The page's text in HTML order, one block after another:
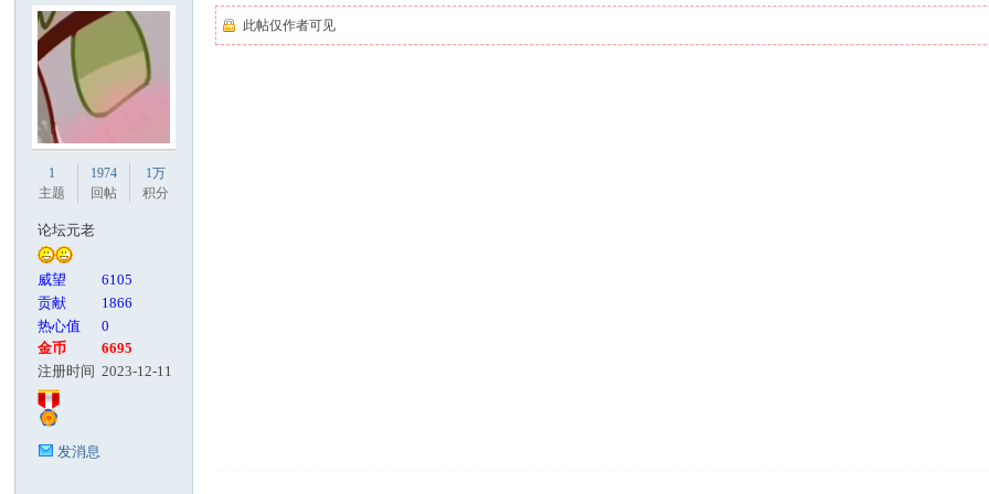
1
主题
1974
回帖
1万
积分
论坛元老
威望
6105
贡献
1866
热心值
0
金币
6695
注册时间 2023-12-11
发消息
此帖仅作者可见